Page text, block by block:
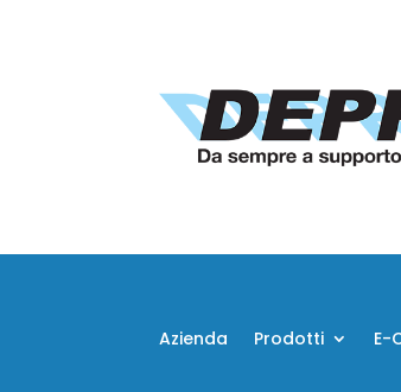
Azienda Prodotti E-